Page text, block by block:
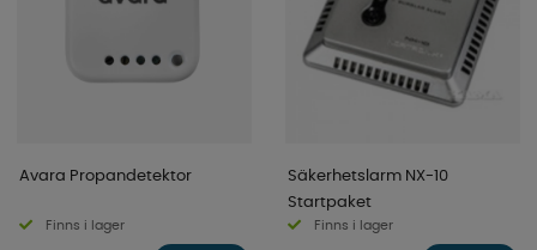
Avara Propandetektor
Finns i lager
Säkerhetslarm NX-10
Startpaket
Finns i lager